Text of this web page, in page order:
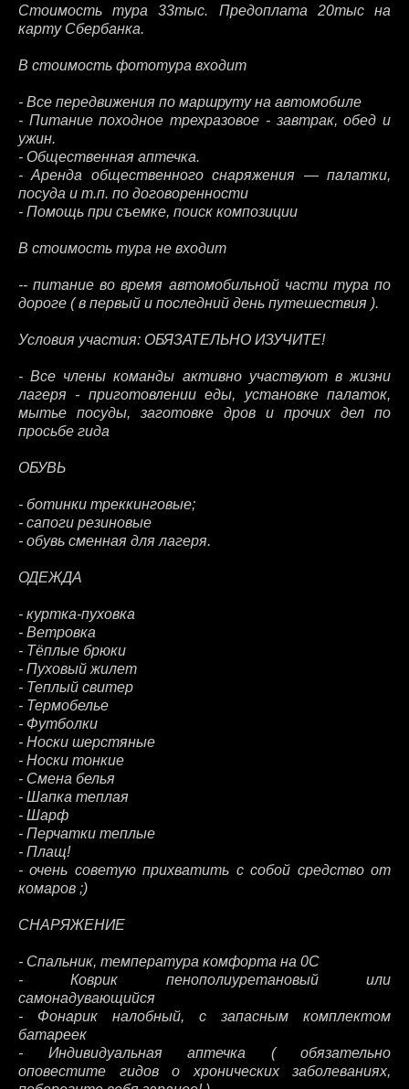
Стоимость тура 33тыс. Предоплата 20тыс на
карту Сбербанка.
В стоимость фототура входит
- Все передвижения по маршруту на автомобиле
- Питание походное трехразовое - завтрак, обед и
ужин.
- Общественная аптечка.
- Аренда общественного снаряжения — палатки,
посуда и т.п. по договоренности
- Помощь при съемке, поиск композиции
В стоимость тура не входит
-- питание во время автомобильной части тура по
дороге ( в первый и последний день путешествия ).
Условия участия: ОБЯЗАТЕЛЬНО ИЗУЧИТЕ!
- Все члены команды активно участвуют в жизни
лагеря - приготовлении еды, установке палаток,
мытье посуды, заготовке дров и прочих дел по
просьбе гида
ОБУВЬ
- ботинки треккинговые;
- сапоги резиновые
- обувь сменная для лагеря.
ОДЕЖДА
- куртка-пуховка
- Ветровка
- Тёплые брюки
- Пуховый жилет
- Теплый свитер
- Термобелье
- Футболки
- Носки шерстяные
- Носки тонкие
- Смена белья
- Шапка теплая
- Шарф
- Перчатки теплые
- Плащ!
- очень советую прихватить с собой средство от
комаров ;)
СНАРЯЖЕНИЕ
- Спальник, температура комфорта на 0С
- Коврик пенополиуретановый или
самонадувающийся
- Фонарик налобный, с запасным комплектом
батареек
- Индивидуальная аптечка ( обязательно
оповестите гидов о хронических заболеваниях,